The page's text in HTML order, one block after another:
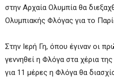
στην Αρχαία Ολυμπία θα
Ολυμπιακής Φλόγας για το
Στην Ιερή Γη, όπου έγιναν οι
γεννηθεί η Φλόγα στα χέρια
για 11 μέρες η Φλόγα θα